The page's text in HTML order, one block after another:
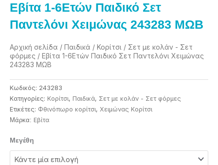
Εβίτα 1-6Eτών Παιδικό Σετ
Παντελόνι Χειμώνας 243283 ΜΩΒ
Αρχική σελίδα / Παιδικά / Κορίτσι / Σετ με κολάν - Σετ
φόρμες / Εβίτα 1-6Eτών Παιδικό Σετ Παντελόνι Χειμώνας
243283 ΜΩΒ
Κωδικός: 243283
Κατηγορίες: Κορίτσι, Παιδικά, Σετ με κολάν - Σετ φόρμες
Ετικέτες: Φθινόπωρο κορίτσι, Χειμώνας Κορίτσι
Μάρκα: Eβίτα
Μεγέθη
Εβίτα
1-
6Eτών